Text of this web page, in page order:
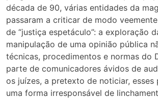
década de 90, várias entidades da
passaram a criticar de modo
de “justiça espetáculo”: a exploração
manipulação de uma opinião pública
técnicas, procedimentos e normas do
parte de comunicadores ávidos de
os juízes, a pretexto de noticiar, esses
uma forma irresponsável de